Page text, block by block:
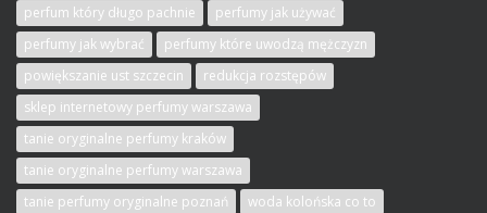
perfum który długo pachnie
perfumy jak używać
perfumy jak wybrać
perfumy które uwodzą mężczyzn
powiększanie ust szczecin
redukcja rozstępów
sklep internetowy perfumy warszawa
tanie oryginalne perfumy kraków
tanie oryginalne perfumy warszawa
tanie perfumy oryginalne poznań
woda kolońska co to